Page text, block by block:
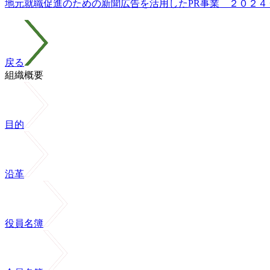
地元就職促進のための新聞広告を活用したPR事業＿２０２
戻る
組織概要
目的
沿革
役員名簿